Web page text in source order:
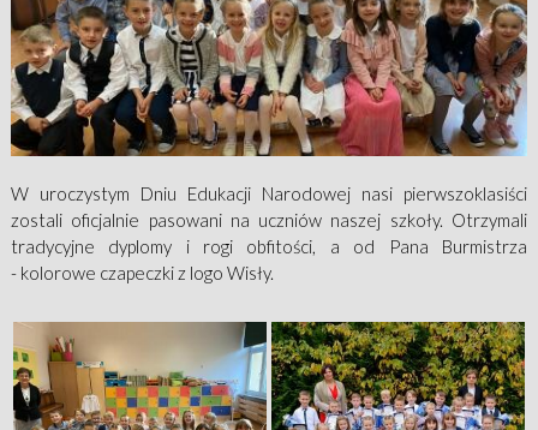
W uroczystym Dniu Edukacji Narodowej nasi pierwszoklasiści
zostali oficjalnie pasowani na uczniów naszej szkoły. Otrzymali
tradycyjne dyplomy i rogi obfitości, a od Pana Burmistrza
- kolorowe czapeczki z logo Wisły.